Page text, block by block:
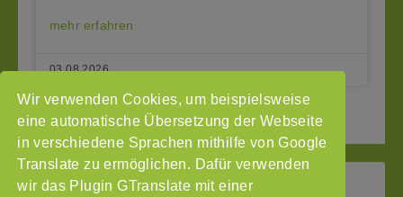
mehr erfahren
03.08.2026
« Seite zurück 1 2 3 Seite vor »
Wir verwenden Cookies, um beispielsweise
eine automatische Übersetzung der Webseite
in verschiedene Sprachen mithilfe von Google
Translate zu ermöglichen. Dafür verwenden
wir das Plugin GTranslate mit einer